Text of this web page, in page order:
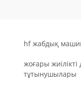
hf жабдық
жоғары
тұтынушылары